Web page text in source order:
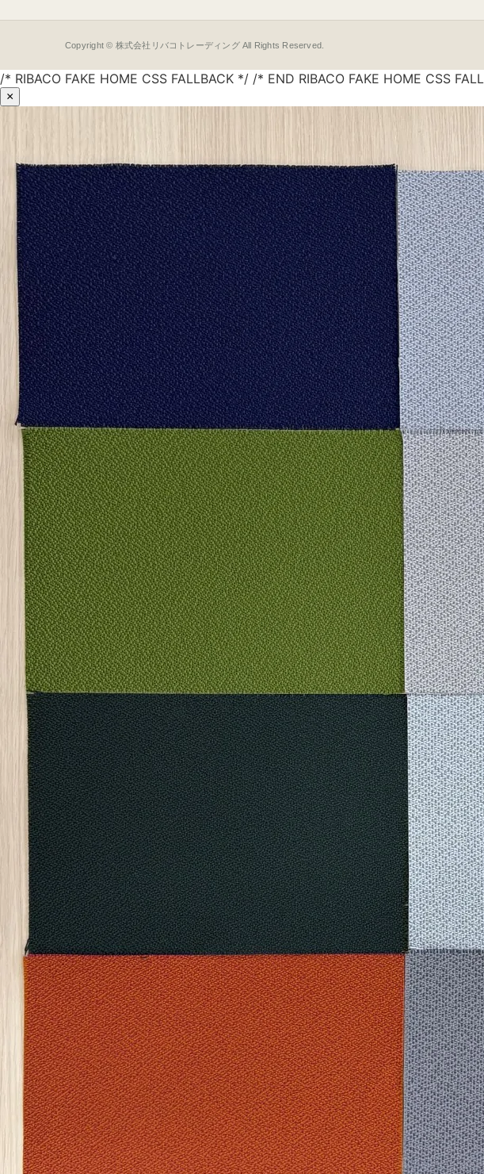
Copyright © 株式会社リバコトレーディング All Rights Reserved.
/* RIBACO FAKE HOME CSS FALLBACK */ /* END RIBACO FAKE HOME CSS
×